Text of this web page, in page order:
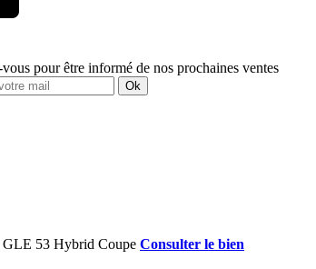
pour être informé de nos prochaines ventes
Ok
Consulter le bien